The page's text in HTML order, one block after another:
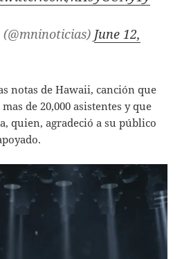
June 12,
notas de Hawaii, canción que
de 20,000 asistentes y que
quien, agradeció a su público